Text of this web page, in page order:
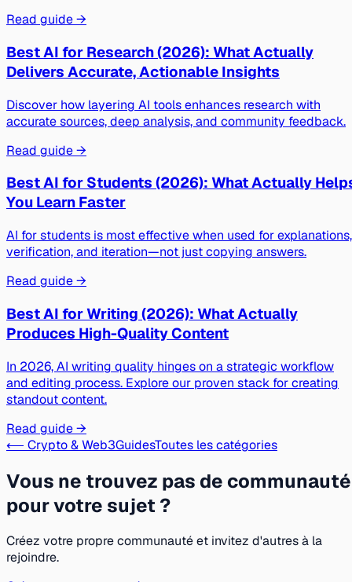
Read guide →
Best AI for Research (2026): What Actually
Delivers Accurate, Actionable Insights
Discover how layering AI tools enhances research with
accurate sources, deep analysis, and community feedback.
Read guide →
Best AI for Students (2026): What Actually
You Learn Faster
AI for students is most effective when used for explanations,
verification, and iteration—not just copying answers.
Read guide →
Best AI for Writing (2026): What Actually
Produces High-Quality Content
In 2026, AI writing quality hinges on a strategic workflow
and editing process. Explore our proven stack for creating
standout content.
Read guide →
⟵ Crypto & Web3GuidesToutes les catégories
Vous ne trouvez pas de communauté
pour votre sujet ?
Créez votre propre communauté et invitez d'autres à la
rejoindre.